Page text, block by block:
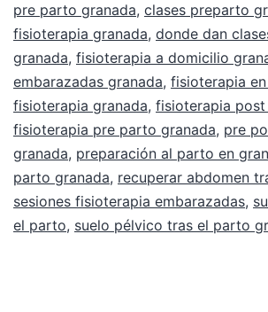
pre parto granada, clases preparto
fisioterapia granada, donde dan
granada, fisioterapia a domicilio
embarazadas granada, fisioterapia
fisioterapia granada, fisioterapia
fisioterapia pre parto granada, pre
granada, preparación al parto en
parto granada, recuperar abdomen
sesiones fisioterapia embarazadas,
el parto, suelo pélvico tras el parto